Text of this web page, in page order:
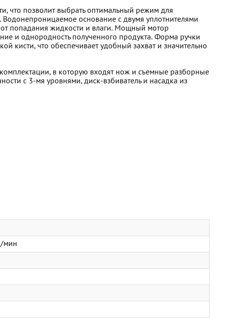
что позволит выбрать оптимальный режим для
Водонепроницаемое основание с двумя уплотнителями
попадания жидкости и влаги. Мощный мотор
и однородность полученного продукта. Форма ручки
кисти, что обеспечивает удобный захват и значительно
в которую входят нож и съемные разборные
с 3-мя уровнями, диск-взбиватель и насадка из
мин